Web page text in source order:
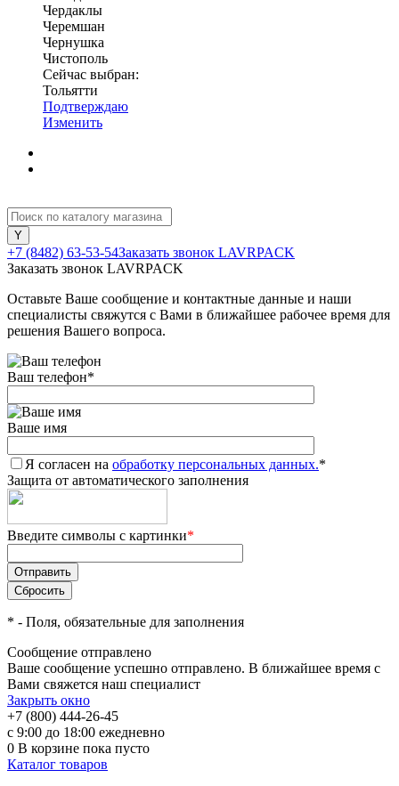
Чердаклы
Черемшан
Чернушка
Чистополь
Сейчас выбран:
Тольятти
Подтверждаю
Изменить
+7 (8482) 63-53-54Заказать звонок LAVRPACK
Заказать звонок LAVRPACK
Оставьте Ваше сообщение и контактные данные и наши
специалисты свяжутся с Вами в ближайшее рабочее время для
решения Вашего вопроса.
Ваш телефон*
Ваше имя
Я согласен на обработку персональных данных.*
Защита от автоматического заполнения
Введите символы с картинки*
* - Поля, обязательные для заполнения
Сообщение отправлено
Ваше сообщение успешно отправлено. В ближайшее время с
Вами свяжется наш специалист
Закрыть окно
+7 (800) 444-26-45
с 9:00 до 18:00 ежедневно
0 В корзине пока пусто
Каталог товаров